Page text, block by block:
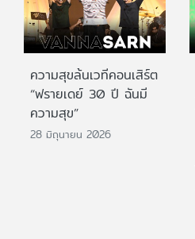
ความสุขล้นเวทีคอนเสิร์ต
“ฟรายเดย์ 30 ปี ฉันมี
ความสุข”
28 มิถุนายน 2026